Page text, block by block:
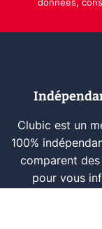
données,
Clubic est un
100%
comparent
pour vous